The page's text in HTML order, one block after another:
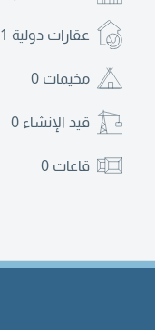
عقارات دولية 1
مخيمات 0
قيد الإنشاء 0
قاعات 0